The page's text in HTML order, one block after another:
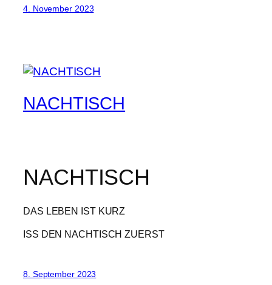
4. November 2023
NACHTISCH
NACHTISCH
DAS LEBEN IST KURZ
ISS DEN NACHTISCH ZUERST
8. September 2023